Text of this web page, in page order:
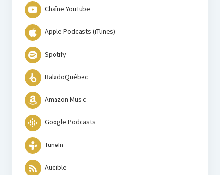
Chaîne YouTube
Apple Podcasts (iTunes)
Spotify
BaladoQuébec
Amazon Music
Google Podcasts
TuneIn
Audible